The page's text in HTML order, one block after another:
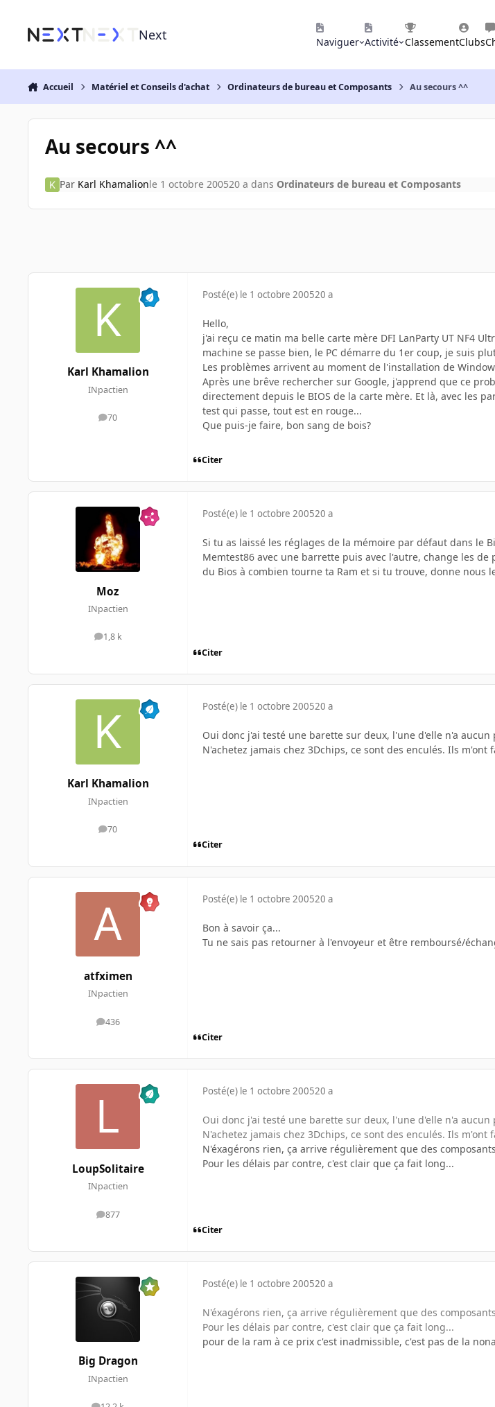
Next Naviguer Activité ClassementClubs
Accueil Matériel et Conseils d'achat Ordinateurs de bureau et Composants Au secours ^^
Au secours ^^
Par Karl Khamalionle 1 octobre 200520 a dans Ordinateurs de bureau et Composants
Karl Khamalion
INpactien
70
messages
Posté(e) le 1 octobre 200520 a
Hello,
j'ai reçu ce matin ma belle carte mère DFI LanParty UT NF4
machine se passe bien, le PC démarre du 1er coup, je suis
Les problèmes arrivent au moment de l'installation de
Après une brêve rechercher sur Google, j'apprend que ce
directement depuis le BIOS de la carte mère. Et là, avec les
test qui passe, tout est en rouge...
Que puis-je faire, bon sang de bois?
Citer
Moz
INpactien
1,8 k
messages
Posté(e) le 1 octobre 200520 a
Si tu as laissé les réglages de la mémoire par défaut dans le
Memtest86 avec une barrette puis avec l'autre, change les
du Bios à combien tourne ta Ram et si tu trouve, donne nous
Citer
Karl Khamalion
INpactien
70
messages
Posté(e) le 1 octobre 200520 a
Oui donc j'ai testé une barette sur deux, l'une d'elle n'a
N'achetez jamais chez 3Dchips, ce sont des enculés. Ils
Citer
atfximen
INpactien
436
messages
Posté(e) le 1 octobre 200520 a
Bon à savoir ça...
Tu ne sais pas retourner à l'envoyeur et être remboursé/
Citer
LoupSolitaire
INpactien
877
messages
Posté(e) le 1 octobre 200520 a
Oui donc j'ai testé une barette sur deux, l'une d'elle n'a
N'achetez jamais chez 3Dchips, ce sont des enculés. Ils
N'éxagérons rien, ça arrive régulièrement que des
Pour les délais par contre, c'est clair que ça fait long...
Citer
Big Dragon
INpactien
Posté(e) le 1 octobre 200520 a
N'éxagérons rien, ça arrive régulièrement que des
Pour les délais par contre, c'est clair que ça fait long...
pour de la ram à ce prix c'est inadmissible, c'est pas de la